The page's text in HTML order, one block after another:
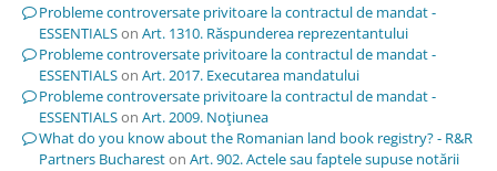
Probleme controversate privitoare la contractul de mandat -
ESSENTIALSon Art. 1310. Răspunderea reprezentantului
Probleme controversate privitoare la contractul de mandat -
ESSENTIALSon Art. 2017. Executarea mandatului
Probleme controversate privitoare la contractul de mandat -
ESSENTIALSon Art. 2009. Noţiunea
What do you know about the Romanian land book registry? - R&R
Partners Buchareston Art. 902. Actele sau faptele supuse notării